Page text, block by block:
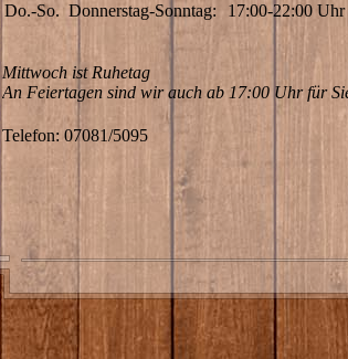
Do.-So. Donnerstag-Sonntag: 17:00-22:00Uhr
Mittwoch ist Ruhetag
An Feiertagen sind wir auch ab 17:00 Uhr für
Telefon: 07081/5095